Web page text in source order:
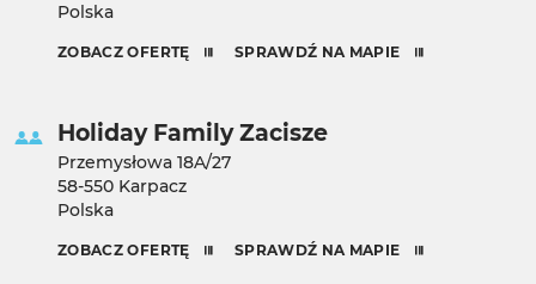
Polska
ZOBACZ OFERTĘ SPRAWDŹ NA MAPIE
Holiday Family Zacisze
Przemysłowa 18A/27
58-550 Karpacz
Polska
ZOBACZ OFERTĘ SPRAWDŹ NA MAPIE